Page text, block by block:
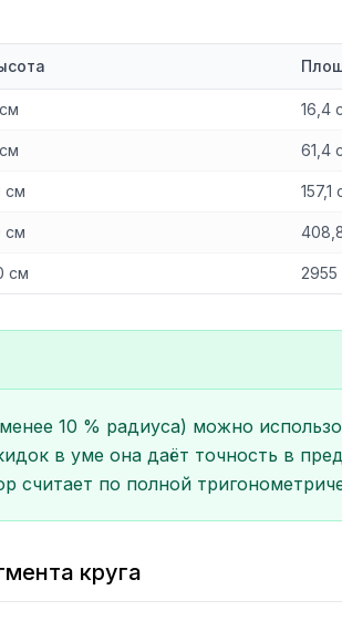
16,4
61,4
см 157,1
см
см 2955
10 % радиуса) можно
в уме она даёт точность в
считает по полной
круга